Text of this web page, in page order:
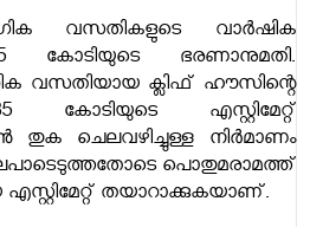
വസതികളുടെ വാർഷിക
കോടിയുടെ ഭരണാനുമതി.
വസതിയായ ക്ലിഫ് ഹൗസിന്റെ
കോടിയുടെ എസ്റ്റിമേറ്റ്
തുക ചെലവഴിച്ചുള്ള നിർമാണം
പൊതുമരാമത്ത്
എസ്റ്റിമേറ്റ് തയാറാക്കുകയാണ്.